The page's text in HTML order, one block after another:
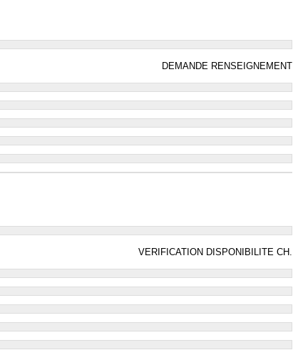
DEMANDE RENSEIGNEMENT
VERIFICATION DISPONIBILITE CH.